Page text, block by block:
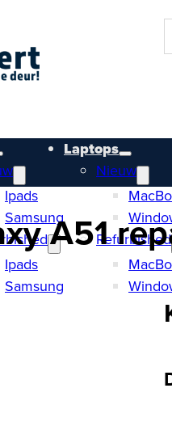
Ipads
Samsung
Ipads
Samsung
Laptops
Nieuw
Refurbished
A51